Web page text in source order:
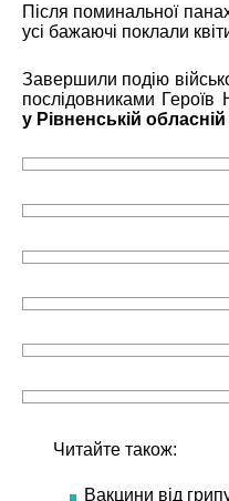
Після поминальної
усі бажаючі поклали
Завершили подію
послідовниками Героїв
у Рівненській обласній
Читайте також:
Вакцини від